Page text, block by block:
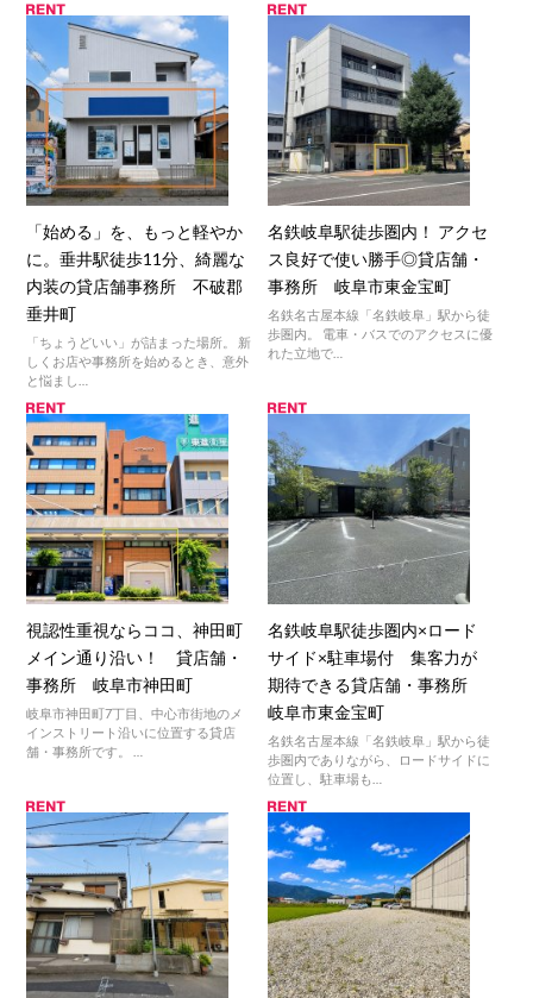
「始める」を、もっと軽やか
に。垂井駅徒歩11分、綺麗な
内装の貸店舗事務所 不破郡
垂井町
「ちょうどいい」が詰まった場所。 新
しくお店や事務所を始めるとき、意外
と悩まし…
名鉄岐阜駅徒歩圏内！ アクセ
ス良好で使い勝手◎貸店舗・
事務所 岐阜市東金宝町
名鉄名古屋本線「名鉄岐阜」駅から徒
歩圏内。 電車・バスでのアクセスに優
れた立地で…
視認性重視ならココ、神田町
メイン通り沿い！ 貸店舗・
事務所 岐阜市神田町
岐阜市神田町7丁目、中心市街地のメ
インストリート沿いに位置する貸店
舗・事務所です。 …
名鉄岐阜駅徒歩圏内×ロード
サイド×駐車場付 集客力が
期待できる貸店舗・事務所
岐阜市東金宝町
名鉄名古屋本線「名鉄岐阜」駅から徒
歩圏内でありながら、ロードサイドに
位置し、駐車場も…